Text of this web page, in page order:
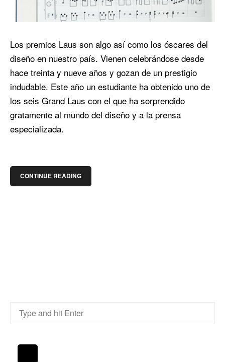
Los premios Laus son algo así como los óscares del
diseño en nuestro país. Vienen celebrándose desde
hace treinta y nueve años y gozan de un prestigio
indudable. Este año un estudiante ha obtenido uno de
los seis Grand Laus con el que ha sorprendido
gratamente al mundo del diseño y a la prensa
especializada.
CONTINUE READING